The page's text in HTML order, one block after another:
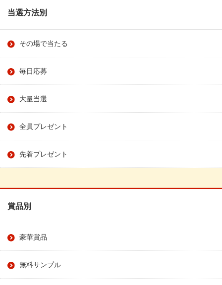
当選方法別
その場で当たる
毎日応募
大量当選
全員プレゼント
先着プレゼント
賞品別
豪華賞品
無料サンプル